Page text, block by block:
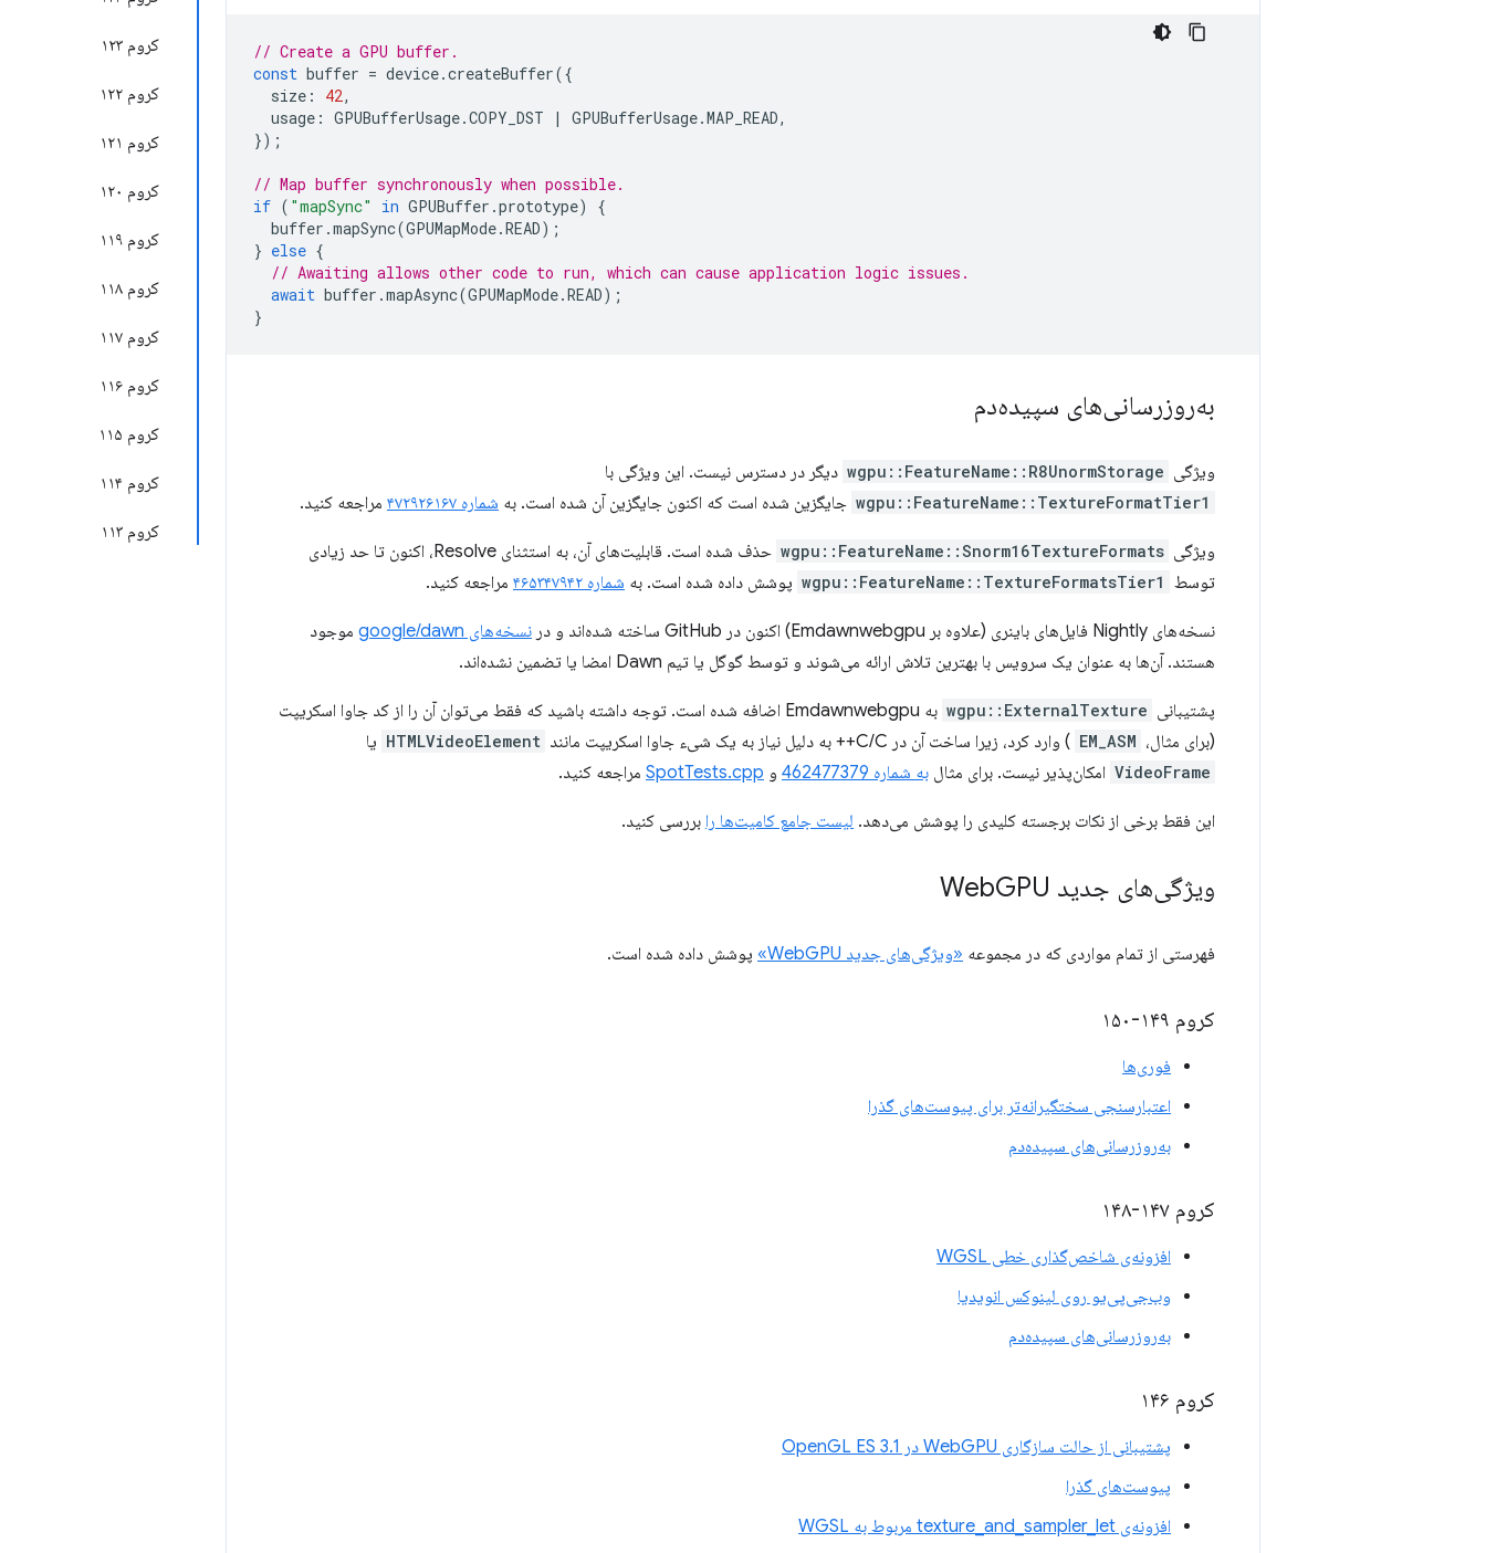
کروم ۱۲۳
کروم ۱۲۲
کروم ۱۲۱
کروم ۱۲۰
کروم ۱۱۹
کروم ۱۱۸
کروم ۱۱۷
کروم ۱۱۶
کروم ۱۱۵
کروم ۱۱۴
کروم ۱۱۳
// Create a GPU buffer.
const buffer = device.createBuffer({
size : 42,
usage : GPUBufferUsage.COPY_DST | GPUBufferUsage.MAP_READ,
});
// Map buffer synchronously when possible.
if ( "mapSync" in GPUBuffer .prototype)
{
buffer .mapSync(GPUMapMode.READ);
} else {
// Awaiting allows other code to run, which can cause application logic issues.
await buffer .mapAsync(GPUMapMode.READ);
}
به‌روزرسانی‌های سپیده‌دم
ویژگی wgpu::FeatureName::R8UnormStorage دیگر در دسترس نیست. این ویژگی با
wgpu::FeatureName::TextureFormatTier1 جایگزین شده است که اکنون جایگزین آن شده است. به شماره ۴۷۲۹۲۶۱۶۷ مراجعه کنید.
ویژگی wgpu::FeatureName::Snorm16TextureFormats
حذف شده است. قابلیت‌های آن، به استثنای Resolve، اکنون تا حد زیادی
توسط wgpu::FeatureName::TextureFormatsTier1 پوشش داده شده است. به شماره ۴۶۵۳۴۷۹۴۲ مراجعه کنید.
نسخه‌های Nightly فایل‌های باینری (علاوه بر Emdawnwebgpu) اکنون در GitHub ساخته شده‌اند و در نسخه‌های google/dawn
موجود
هستند. آن‌ها به عنوان یک سرویس با بهترین تلاش ارائه می‌شوند و توسط گوگل یا تیم Dawn امضا یا تضمین نشده‌اند.
پشتیبانی wgpu::ExternalTexture
به Emdawnwebgpu اضافه شده است. توجه داشته باشید که فقط می‌توان آن را از کد جاوا اسکریپت
(برای مثال، EM_ASM ) وارد کرد، زیرا ساخت آن در C/C++ به دلیل نیاز به یک شیء جاوا اسکریپت مانند HTMLVideoElement یا
VideoFrame امکان‌پذیر نیست. برای مثال به شماره 462477379 و SpotTests.cpp مراجعه کنید.
این فقط برخی از نکات برجسته کلیدی را پوشش می‌دهد. لیست جامع کامیت‌ها را بررسی کنید.
ویژگی‌های جدید Web GPU
فهرستی از تمام مواردی که در مجموعه «ویژگی‌های جدید WebGPU» پوشش داده شده است.
کروم ۱۴۹-۱۵۰
فوری‌ها
اعتبارسنجی سختگیرانه‌تر برای پیوست‌های گذرا
به‌روزرسانی‌های سپیده‌دم
کروم ۱۴۷-۱۴۸
افزونه‌ی شاخص‌گذاری خطی WGSL
وب‌جی‌پی‌یو روی لینوکس انویدیا
به‌روزرسانی‌های سپیده‌دم
کروم ۱۴۶
پشتیبانی از حالت سازگاری WebGPU در OpenGL ES 3.1
پیوست‌های گذرا
افزونه‌ی texture_and_sampler_let مربوط به WGSL